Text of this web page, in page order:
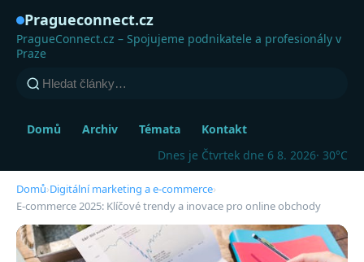
Pragueconnect.cz
PragueConnect.cz – Spojujeme podnikatele a profesionály v
Praze
Domů Archiv Témata
Kontakt
Dnes je Čtvrtek dne 6 8. 2026· 30°C
Domů›Digitální marketing a e-commerce›
E-commerce 2025: Klíčové trendy a inovace pro online obchody